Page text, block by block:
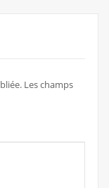
Les champs